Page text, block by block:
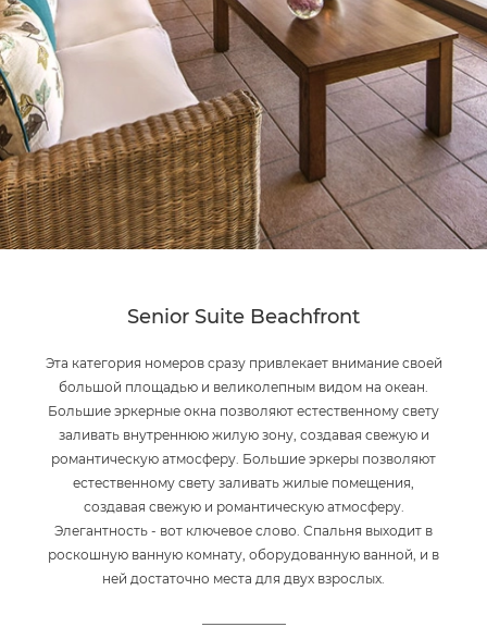
Senior Suite Beachfront
Эта категория номеров сразу привлекает внимание своей
большой площадью и великолепным видом на океан.
Большие эркерные окна позволяют естественному свету
заливать внутреннюю жилую зону, создавая свежую и
романтическую атмосферу. Большие эркеры позволяют
естественному свету заливать жилые помещения,
создавая свежую и романтическую атмосферу.
Элегантность - вот ключевое слово. Спальня выходит в
роскошную ванную комнату, оборудованную ванной, и в
ней достаточно места для двух взрослых.